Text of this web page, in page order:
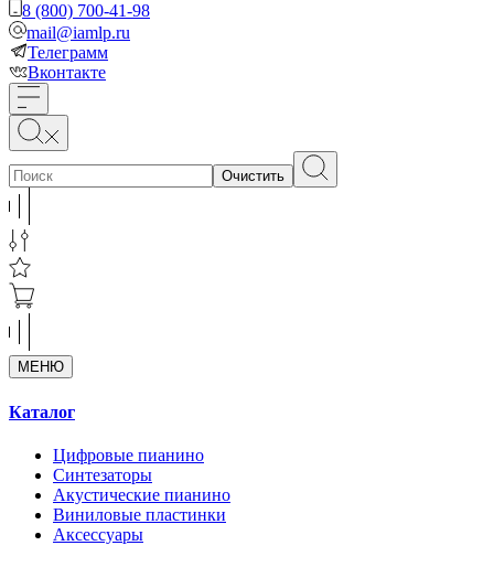
8 (800) 700-41-98
mail@iamlp.ru
Телеграмм
Вконтакте
Очистить
МЕНЮ
Каталог
Цифровые пианино
Синтезаторы
Акустические пианино
Виниловые пластинки
Аксессуары